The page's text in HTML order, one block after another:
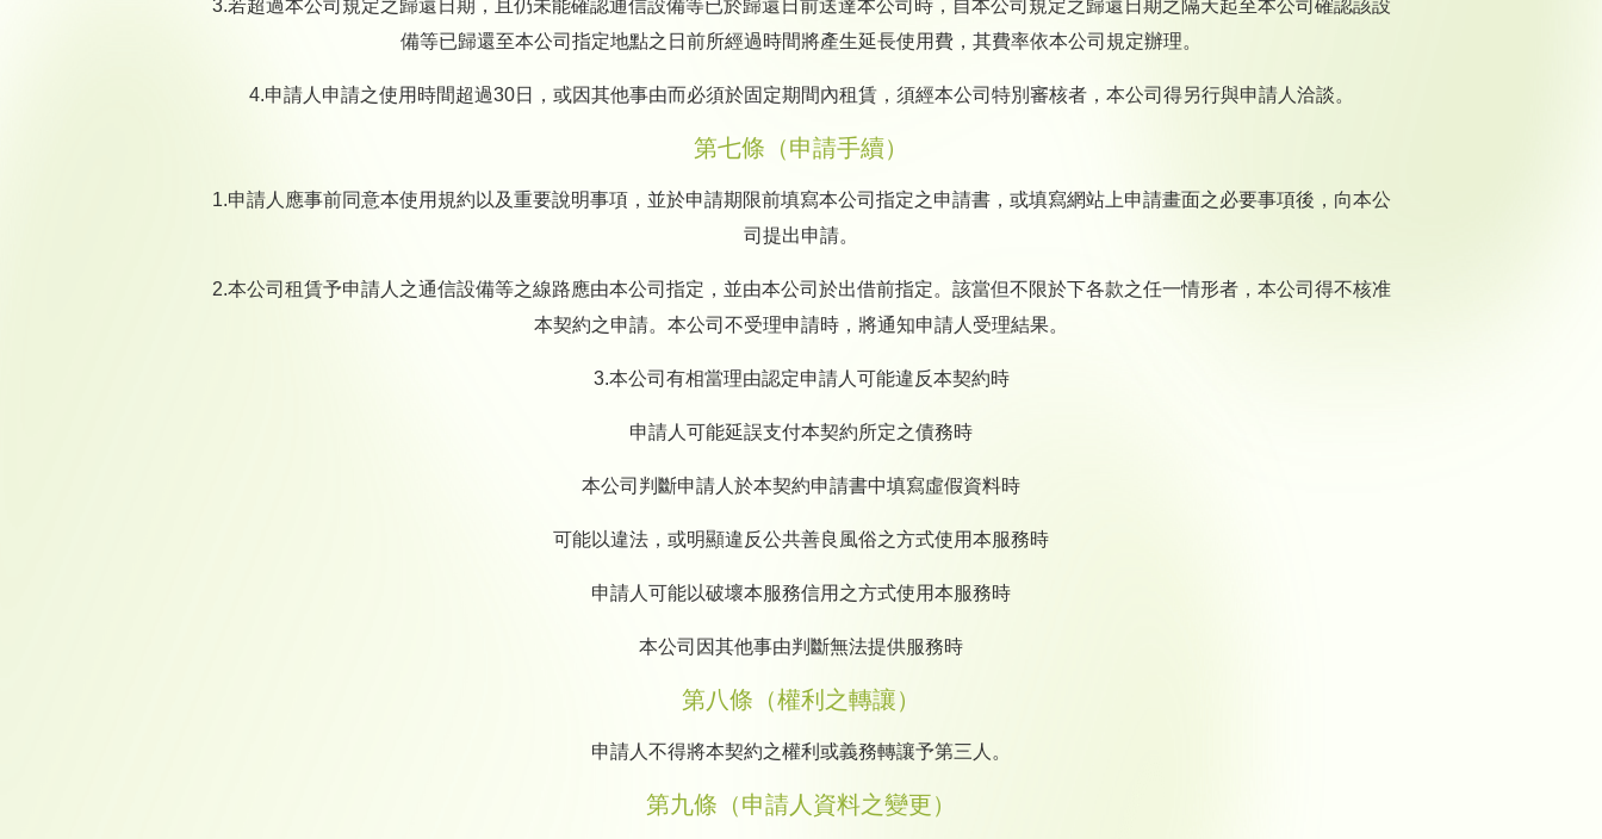
3.若超過本公司規定之歸還日期，且仍未能確認通信設備等已於歸還日前送達本公司時，自本公司規定之歸還日期之隔天起至本公司確認該設
備等已歸還至本公司指定地點之日前所經過時間將產生延長使用費，其費率依本公司規定辦理。
4.申請人申請之使用時間超過30日，或因其他事由而必須於固定期間內租賃，須經本公司特別審核者，本公司得另行與申請人洽談。
第七條（申請手續）
1.申請人應事前同意本使用規約以及重要說明事項，並於申請期限前填寫本公司指定之申請書，或填寫網站上申請畫面之必要事項後，向本公
司提出申請。
2.本公司租賃予申請人之通信設備等之線路應由本公司指定，並由本公司於出借前指定。該當但不限於下各款之任一情形者，本公司得不核准
本契約之申請。本公司不受理申請時，將通知申請人受理結果。
3.本公司有相當理由認定申請人可能違反本契約時
申請人可能延誤支付本契約所定之債務時
本公司判斷申請人於本契約申請書中填寫虛假資料時
可能以違法，或明顯違反公共善良風俗之方式使用本服務時
申請人可能以破壞本服務信用之方式使用本服務時
本公司因其他事由判斷無法提供服務時
第八條（權利之轉讓）
申請人不得將本契約之權利或義務轉讓予第三人。
第九條（申請人資料之變更）